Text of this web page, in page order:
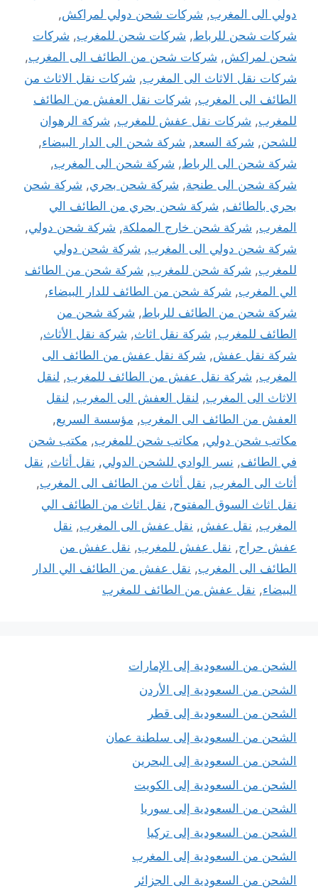
دولي الى المغرب, شركات شحن دولي لمراكش,
شركات شحن للرباط, شركات شحن للمغرب, شركات
شحن لمراكش, شركات شحن من الطائف الى المغرب,
شركات نقل الاثاث الى المغرب, شركات نقل الاثاث من
الطائف الى المغرب, شركات نقل العفش من الطائف
للمغرب, شركات نقل عفش للمغرب, شركة الرهوان
للشحن, شركة السعد, شركة شحن الى الدار البيضاء,
شركة شحن الى الرباط, شركة شحن الى المغرب,
شركة شحن الى طنجة, شركة شحن بحري, شركة شحن
بحري بالطائف, شركة شحن بحري من الطائف الي
المغرب, شركة شحن خارج المملكة, شركة شحن دولي,
شركة شحن دولي الى المغرب, شركة شحن دولي
للمغرب, شركة شحن للمغرب, شركة شحن من الطائف
الي المغرب, شركة شحن من الطائف للدار البيضاء,
شركة شحن من الطائف للرباط, شركة شحن من
الطائف للمغرب, شركة نقل اثاث, شركة نقل الأثاث,
شركة نقل عفش, شركة نقل عفش من الطائف الى
المغرب, شركة نقل عفش من الطائف للمغرب, لنقل
الاثاث الى المغرب, لنقل العفش الى المغرب, لنقل
العفش من الطائف الى المغرب, مؤسسة السريع,
مكاتب شحن دولي, مكاتب شحن للمغرب, مكتب شحن
في الطائف, نسر الوادي للشحن الدولي, نقل أثاث, نقل
أثاث الى المغرب, نقل أثاث من الطائف الى المغرب,
نقل اثاث السوق المفتوح, نقل اثاث من الطائف الي
المغرب, نقل عفش, نقل عفش الى المغرب, نقل
عفش حراج, نقل عفش للمغرب, نقل عفش من
الطائف الى المغرب, نقل عفش من الطائف الي الدار
البيضاء, نقل عفش من الطائف للمغرب
الشحن من السعودية إلى الإمارات
الشحن من السعودية إلى الأردن
الشحن من السعودية إلى قطر
الشحن من السعودية إلى سلطنة عمان
الشحن من السعودية إلى البحرين
الشحن من السعودية إلى الكويت
الشحن من السعودية إلى سوريا
الشحن من السعودية إلى تركيا
الشحن من السعودية إلى المغرب
الشحن من السعودية الى الجزائر